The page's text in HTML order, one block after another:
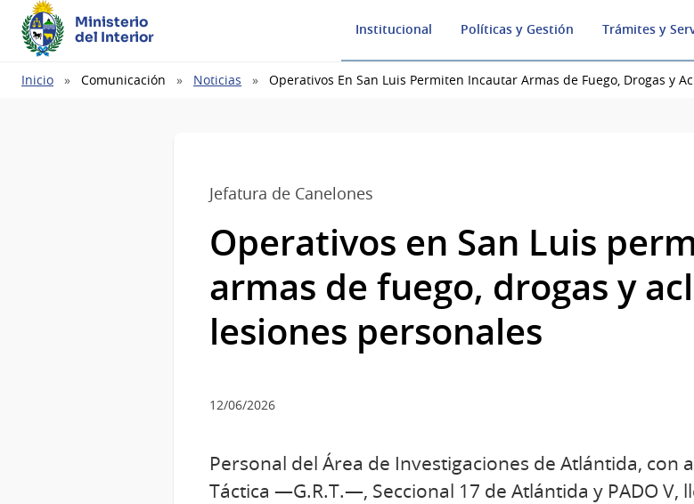
Ministerio
del Interior
Institucional Políticas y Gestión Trámites y
Ruta
Inicio Comunicación Noticias Operativos En San Luis Permiten Incautar Armas de Fuego, Drogas y
Jefatura de Canelones
Operativos en San Luis
armas de fuego, drogas y
lesiones personales
12/06/2026
Personal del Área de Investigaciones de Atlántida, con
Táctica —G.R.T.—, Seccional 17 de Atlántida y PADO V,